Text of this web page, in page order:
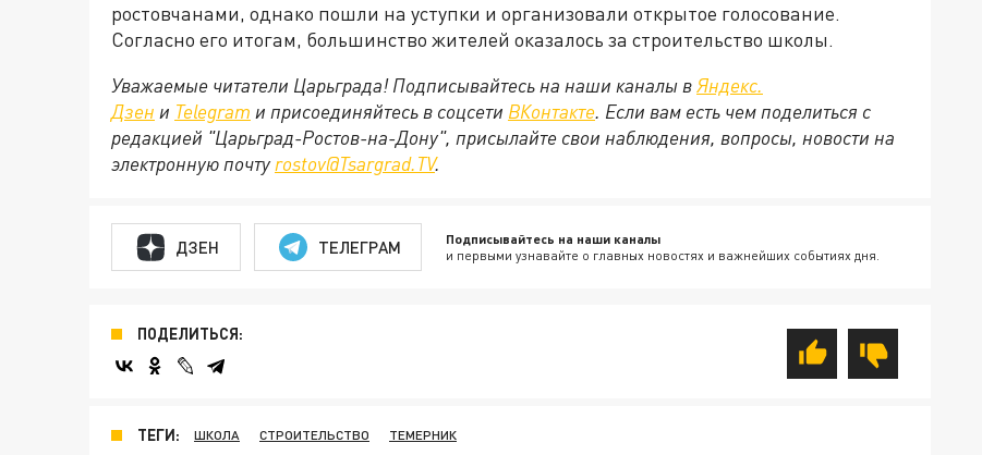
ростовчанами, однако пошли на уступки и организовали открытое голосование.
Согласно его итогам, большинство жителей оказалось за строительство школы.
Уважаемые читатели Царьграда! Подписывайтесь на наши каналы вЯндекс.
Дзен и Telegram и присоединяйтесь в соцсети ВКонтакте. Если вам есть чем поделиться с
редакцией "Царьград-Ростов-на-Дону", присылайте свои наблюдения, вопросы, новости на
электронную почту rostov@Tsargrad.ТV.
ДЗЕН ТЕЛЕГРАМ Подписывайтесь на наши каналы
и первыми узнавайте о главных новостях и важнейших событиях дня.
ПОДЕЛИТЬСЯ:
ТЕГИ: ШКОЛА СТРОИТЕЛЬСТВО ТЕМЕРНИК